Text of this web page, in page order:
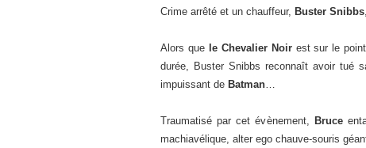
Crime arrêté et un chauffeur, Buster Snibbs
Alors quele Chevalier Noirest sur le
durée, Buster Snibbs reconnaît avoir tué
impuissant de Batman…
Traumatisé par cet évènement, Bruce
machiavélique, alter ego chauve-souris